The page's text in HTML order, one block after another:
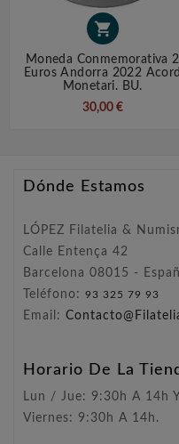

Moneda Conmemorativa 2
Euros Andorra 2022 Acord
Monetari. BU.
30,00 €
Dónde Estamos
LÓPEZ Filatelia &
Calle Entença 42
Barcelona 08015 -
Teléfono: 93 325 79 93
Email:
Horario De La
Lun / Jue: 9:30h A 14h
Viernes: 9:30h A 14h.